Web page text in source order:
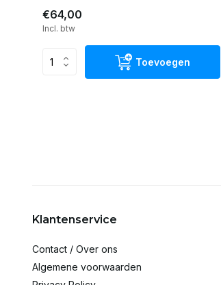
€64,00
Incl. btw
Toevoegen
Klantenservice
Contact / Over ons
Algemene voorwaarden